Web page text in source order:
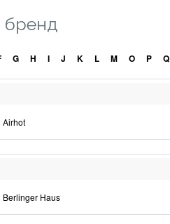
бренд
G H I J K L M O P Q
Airhot
Berlinger Haus